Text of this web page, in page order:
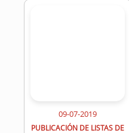
09-07-2019
PUBLICACIÓN DE LISTAS DE